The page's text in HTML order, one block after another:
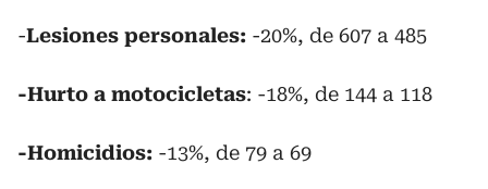
-Lesiones personales: -20%, de 607 a 485
-Hurto a motocicletas: -18%, de 144 a 118
-Homicidios: -13%, de 79 a 69